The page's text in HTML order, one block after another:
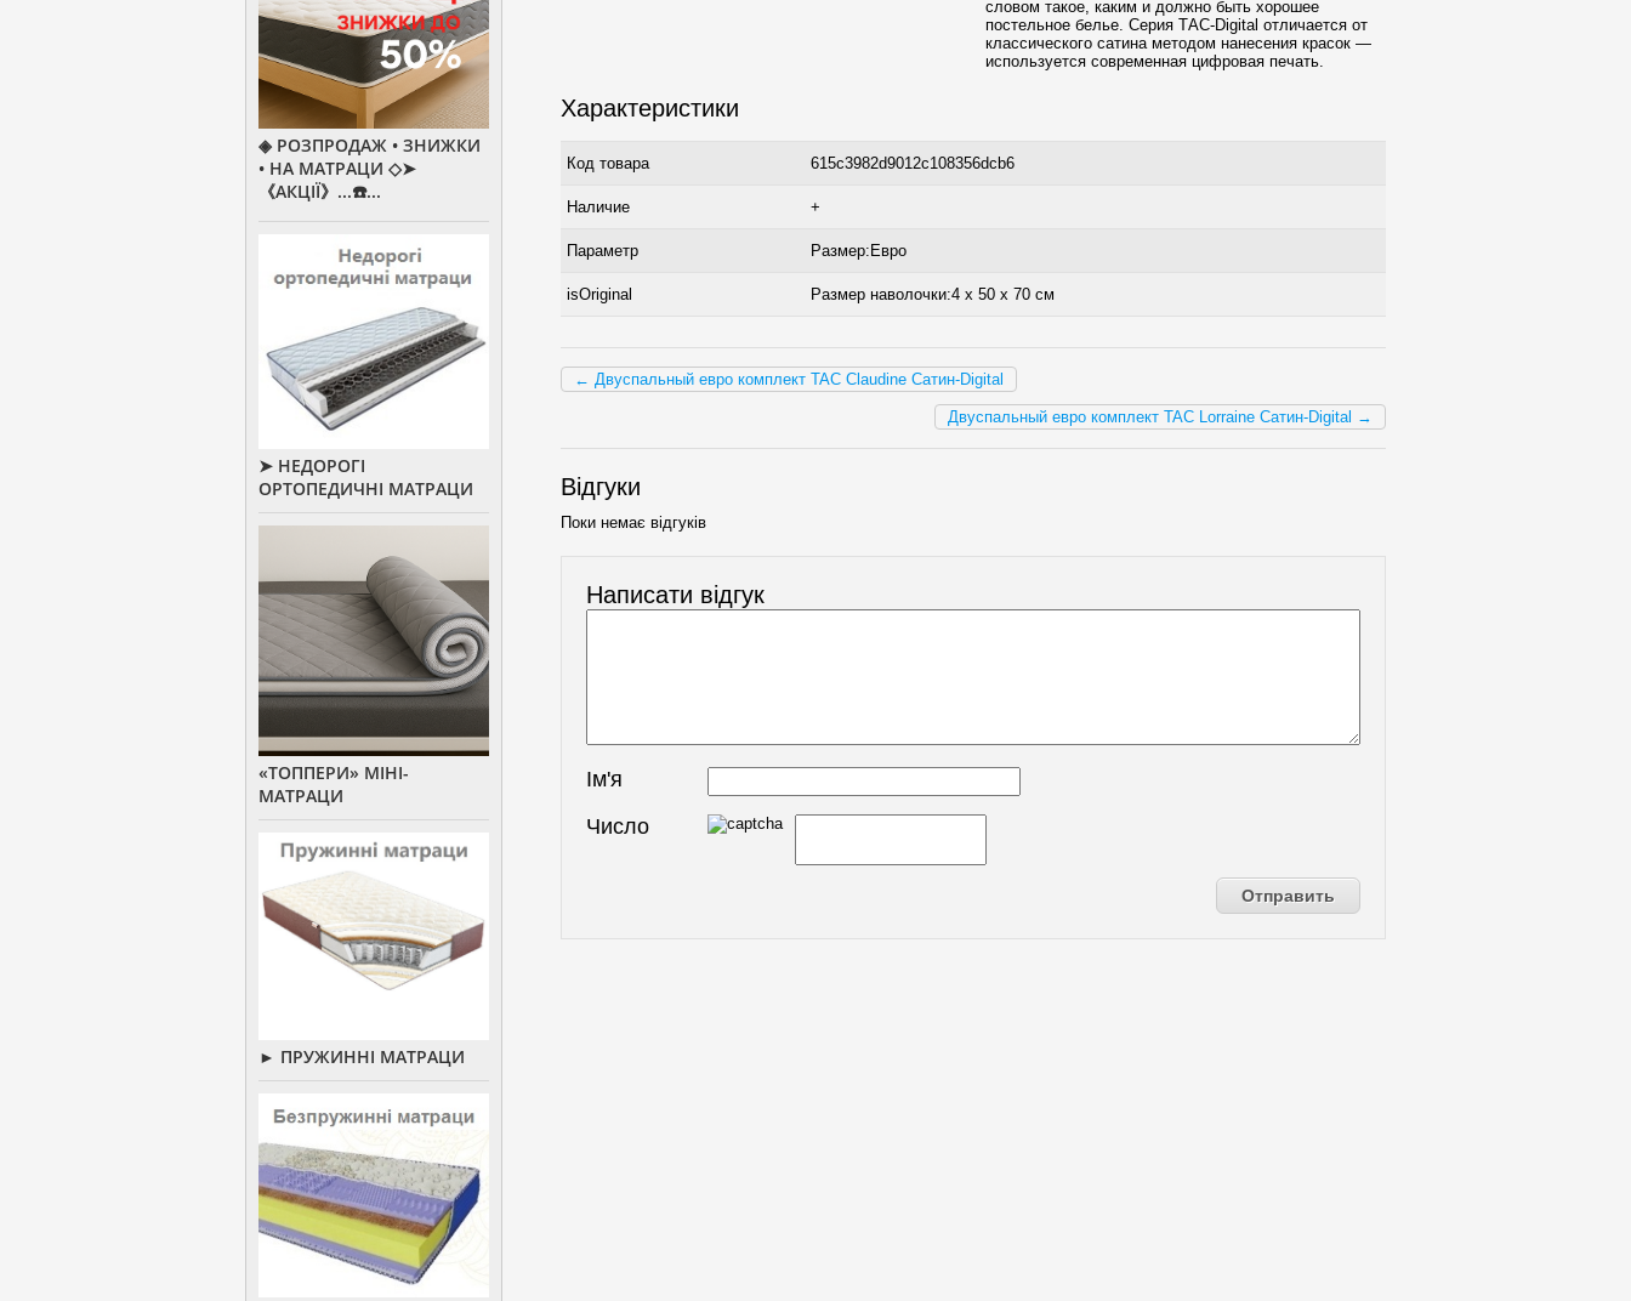
словом такое, каким и должно быть хорошее
постельное белье. Серия ТАС-Digital отличается от
классического сатина методом нанесения красок —
используется современная цифровая печать.
Характеристики
Код товара 615c3982d9012c108356dcb6
Наличие +
Параметр Размер:Евро
isOriginal Размер наволочки:4 x 50 х 70 см
← Двуспальный евро комплект TAC Claudine Сатин-Digital
Двуспальный евро комплект TAC Lorraine Сатин-Digital →
Відгуки
Поки немає відгуків
Написати відгук
Ім'я
Число
◈ РОЗПРОДАЖ • ЗНИЖКИ
• НА МАТРАЦИ ◇➤
《АКЦІЇ》...☎️...
➤ НЕДОРОГІ
ОРТОПЕДИЧНІ МАТРАЦИ
«ТОППЕРИ» МІНІ-
МАТРАЦИ
► ПРУЖИННІ МАТРАЦИ